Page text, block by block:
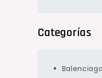
Categorías
Balenciaga